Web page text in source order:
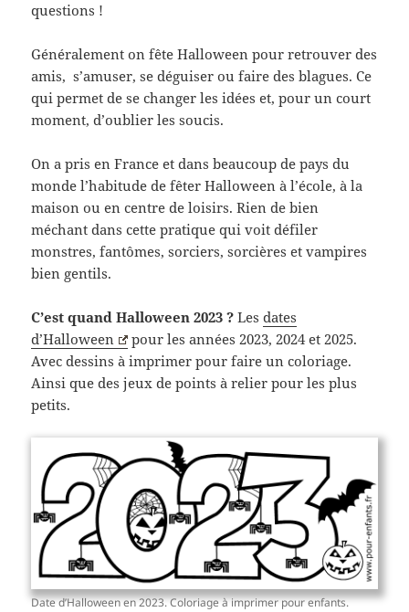
questions !
Généralement on fête Halloween pour retrouver des
amis, s’amuser, se déguiser ou faire des blagues. Ce
qui permet de se changer les idées et, pour un court
moment, d’oublier les soucis.
On a pris en France et dans beaucoup de pays du
monde l’habitude de fêter Halloween à l’école, à la
maison ou en centre de loisirs. Rien de bien
méchant dans cette pratique qui voit défiler
monstres, fantômes, sorciers, sorcières et vampires
bien gentils.
C’est quand Halloween 2023 ? Lesdates
d’Halloween
pour les années 2023, 2024 et 2025.
Avec dessins à imprimer pour faire un coloriage.
Ainsi que des jeux de points à relier pour les plus
petits.
Date d’Halloween en 2023. Coloriage à imprimer pour enfants.